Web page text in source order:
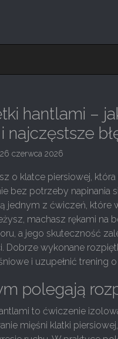
hantlami –
najczęstsze
26 czerwca 2026
o klatce piersiowej,
bez potrzeby napinania
jednym z ćwiczeń, które
machasz rękami na
a jego skuteczność
Dobrze wykonane
i uzupełnić trening
polegają
to ćwiczenie
mięśni klatki